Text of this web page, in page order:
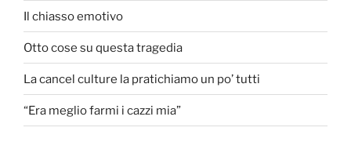
Il chiasso emotivo
Otto cose su questa tragedia
La cancel culture la pratichiamo un po’ tutti
“Era meglio farmi i cazzi mia”